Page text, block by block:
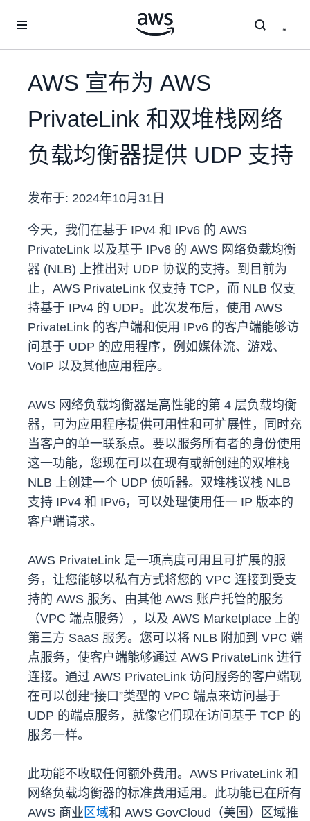
AWS 宣布为 AWS
PrivateLink 和双堆栈网络
负载均衡器提供 UDP 支持
发布于: 2024年10月31日
今天，我们在基于 IPv4 和 IPv6 的 AWS
PrivateLink 以及基于 IPv6 的 AWS 网络负载均衡
器 (NLB) 上推出对 UDP 协议的支持。到目前为
止，AWS PrivateLink 仅支持 TCP，而 NLB 仅支
持基于 IPv4 的 UDP。此次发布后，使用 AWS
PrivateLink 的客户端和使用 IPv6 的客户端能够访
问基于 UDP 的应用程序，例如媒体流、游戏、
VoIP 以及其他应用程序。
AWS 网络负载均衡器是高性能的第 4 层负载均衡
器，可为应用程序提供可用性和可扩展性，同时充
当客户的单一联系点。要以服务所有者的身份使用
这一功能，您现在可以在现有或新创建的双堆栈
NLB 上创建一个 UDP 侦听器。双堆栈议栈 NLB
支持 IPv4 和 IPv6，可以处理使用任一 IP 版本的
客户端请求。
AWS PrivateLink 是一项高度可用且可扩展的服
务，让您能够以私有方式将您的 VPC 连接到受支
持的 AWS 服务、由其他 AWS 账户托管的服务
（VPC 端点服务），以及 AWS Marketplace 上的
第三方 SaaS 服务。您可以将 NLB 附加到 VPC 端
点服务，使客户端能够通过 AWS PrivateLink 进行
连接。通过 AWS PrivateLink 访问服务的客户端现
在可以创建“接口”类型的 VPC 端点来访问基于
UDP 的端点服务，就像它们现在访问基于 TCP 的
服务一样。
此功能不收取任何额外费用。AWS PrivateLink 和
网络负载均衡器的标准费用适用。此功能已在所有
AWS 商业 区域和 AWS GovCloud（美国）区域推